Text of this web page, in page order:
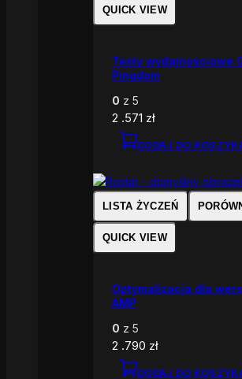
QUICK VIEW
Testy wydajnościowe
Pingdom
0 z 5
2 .571 zł
DODAJ DO
LISTA ŻYCZEŃ
QUICK VIEW
Optymalizacja dla
AMP
0 z 5
2 .790 zł
DODAJ DO